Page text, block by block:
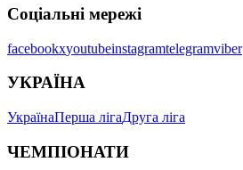
Соціальні мережі
facebookxyoutubeinstagramtelegramviber
УКРАЇНА
УкраїнаПерша лігаДруга ліга
ЧЕМПІОНАТИ